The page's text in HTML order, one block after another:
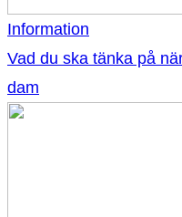
Information
Vad du ska tänka på
dam